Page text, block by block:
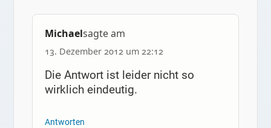
Michaelsagte am
13. Dezember 2012 um 22:12
Die Antwort ist leider nicht so
wirklich eindeutig.
Antworten